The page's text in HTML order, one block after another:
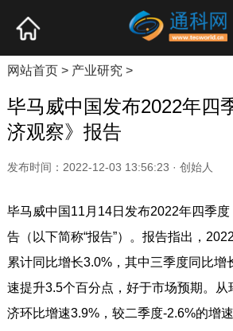
产业资讯 企业
网站首页> 产业研究 >
毕马威中国发布2022年四
济观察》报告
发布时间：2022-12-03 13:56:23 · 创始人
毕马威中国11月14日发布2022年四季
告（以下简称“报告”）。报告指出，
累计同比增长3.0%，其中三季度同比增
速提升3.5个百分点，好于市场预期。
济环比增速3.9%，较二季度-2.6%的增